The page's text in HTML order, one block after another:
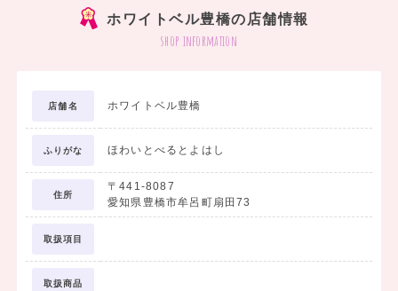
ホワイトベル豊橋の店舗情報
shop information
店舗名 ホワイトベル豊橋
ふりがな ほわいとべるとよはし
住所
〒441-8087
愛知県豊橋市牟呂町扇田73
取扱項目
取扱商品